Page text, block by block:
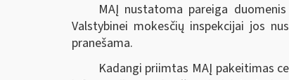
MAĮ nustatoma pareiga
Valstybinei mokesčių inspekcijai jos
pranešama.
Kadangi priimtas MAĮ pakeitimas